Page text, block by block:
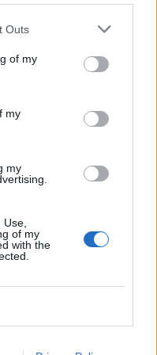
Outs
of my
my
my
of my
with the